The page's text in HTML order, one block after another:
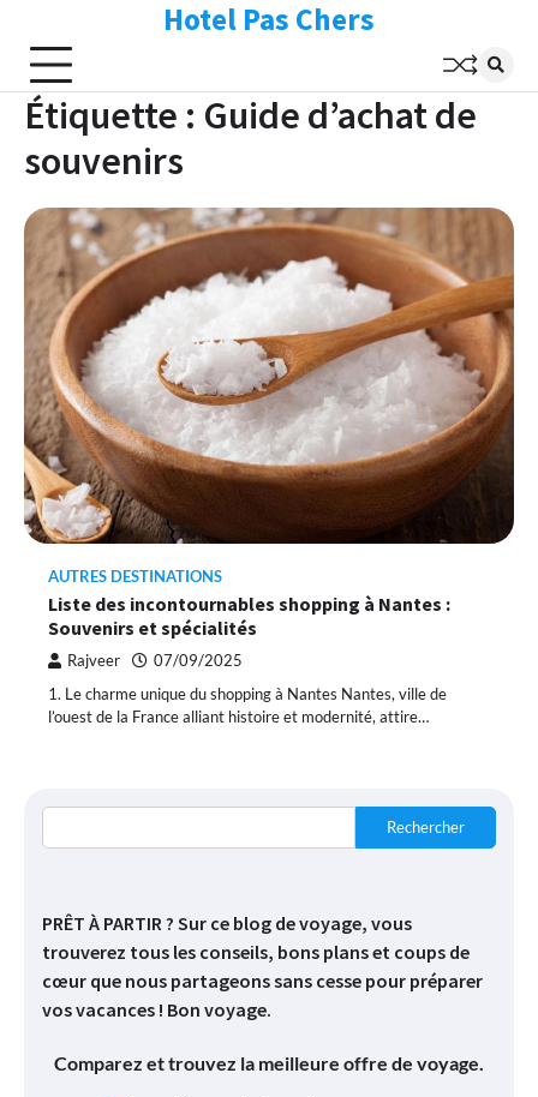
content
Hotel Pas Chers
Étiquette : Guide d’achat de
souvenirs
AUTRES DESTINATIONS
Liste des incontournables shopping à Nantes :
Souvenirs et spécialités
Rajveer 07/09/2025
1. Le charme unique du shopping à Nantes Nantes, ville de
l’ouest de la France alliant histoire et modernité, attire…
Rechercher
PRÊT À PARTIR ? Sur ce blog de voyage, vous
trouverez tous les conseils, bons plans et coups de
cœur que nous partageons sans cesse pour préparer
vos vacances ! Bon voyage.
Comparez et trouvez la meilleure offre de voyage.